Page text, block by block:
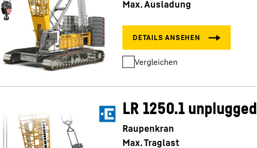
Max. Ausladung
Vergleichen
LR 1250.1 unplugged
Raupenkran
Max. Traglast